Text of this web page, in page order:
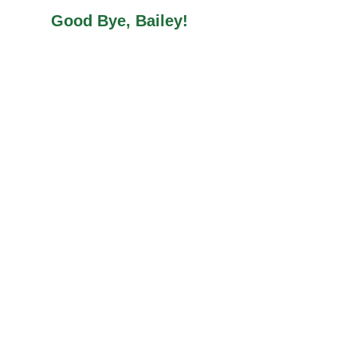
Good Bye, Bailey!